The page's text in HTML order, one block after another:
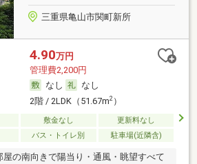
三重県亀山市関町新所
4.90万円
管理費2,200円
なし
なし
2階 / 2LDK（51.67m2）
敷金なし
更新料なし
バス・トイレ別 駐車場(近隣含)
屋の南向きで陽当り・通風・眺望すべて